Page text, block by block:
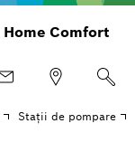
Home Comfort
Staţii de pompare